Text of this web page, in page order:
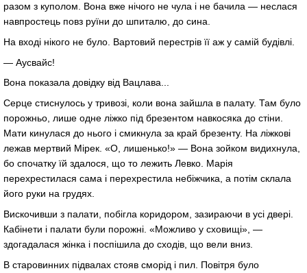
разом з куполом. Вона вже нічого не чула і не бачила — неслася
навпростець повз руїни до шпиталю, до сина.
На вході нікого не було. Вартовий перестрів її аж у самій будівлі.
— Аусвайс!
Вона показала довідку від Вацлава...
Серце стиснулось у тривозі, коли вона зайшла в палату. Там було
порожньо, лише одне ліжко під брезентом навкосяка до стіни.
Мати кинулася до нього і смикнула за край брезенту. На ліжкові
лежав мертвий Мірек. «О, лишенько!» — Вона зойком видихнула,
бо спочатку їй здалося, що то лежить Левко. Марія
перехрестилася сама і перехрестила небіжчика, а потім склала
його руки на грудях.
Вискочивши з палати, побігла коридором, зазираючи в усі двері.
Кабінети і палати були порожні. «Можливо у сховищі», —
здогадалася жінка і поспішила до сходів, що вели вниз.
В старовинних підвалах стояв сморід і пил. Повітря було